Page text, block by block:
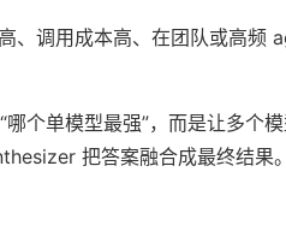
、调用成本高、在团队或高频
个单模型最强”，而是让多个
把答案融合成最终结果。